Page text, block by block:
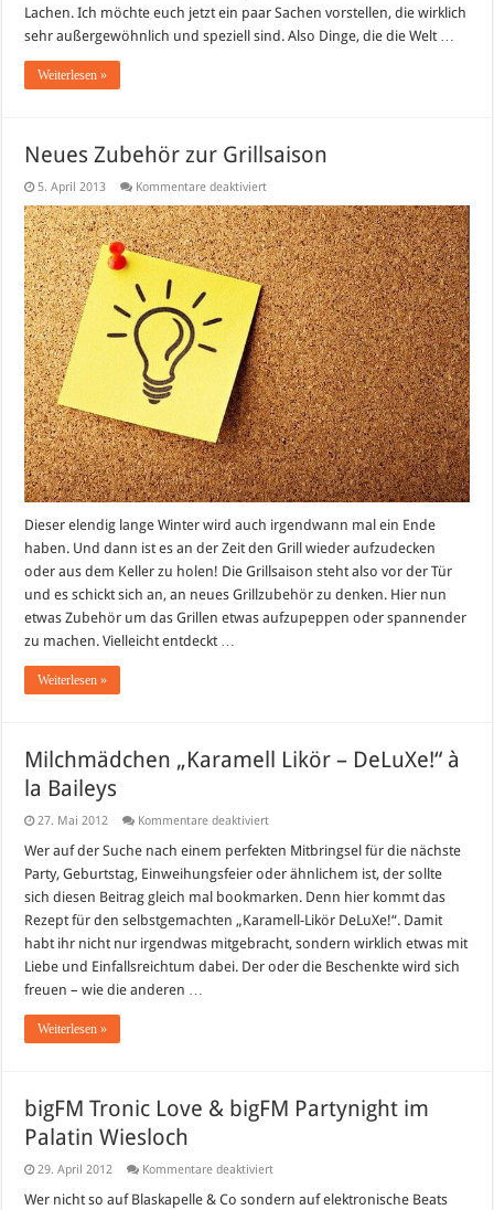
Man
aber
Lachen. Ich möchte euch jetzt ein paar Sachen vorstellen, die wirklich
sehr außergewöhnlich und speziell sind. Also Dinge, die die Welt …
Weiterlesen »
Neues Zubehör zur Grillsaison
5. April 2013 Kommentare deaktiviertfür
Zubehör
zur
Grillsaison
Dieser elendig lange Winter wird auch irgendwann mal ein Ende
haben. Und dann ist es an der Zeit den Grill wieder aufzudecken
oder aus dem Keller zu holen! Die Grillsaison steht also vor der Tür
und es schickt sich an, an neues Grillzubehör zu denken. Hier nun
etwas Zubehör um das Grillen etwas aufzupeppen oder spannender
zu machen. Vielleicht entdeckt …
Weiterlesen »
Milchmädchen „Karamell Likör – DeLuXe!“ à
la Baileys
27. Mai 2012 Kommentare deaktiviertfür
„Karamell
–
DeLuXe!“
à
la
Baileys
Wer auf der Suche nach einem perfekten Mitbringsel für die nächste
Party, Geburtstag, Einweihungsfeier oder ähnlichem ist, der sollte
sich diesen Beitrag gleich mal bookmarken. Denn hier kommt das
Rezept für den selbstgemachten „Karamell-Likör DeLuXe!“. Damit
habt ihr nicht nur irgendwas mitgebracht, sondern wirklich etwas mit
Liebe und Einfallsreichtum dabei. Der oder die Beschenkte wird sich
freuen – wie die anderen …
Weiterlesen »
bigFM Tronic Love & bigFM Partynight im
Palatin Wiesloch
29. April 2012 Kommentare deaktiviertfür
Tronic
Wer nicht so auf Blaskapelle & Co sondern auf elektronische Beats